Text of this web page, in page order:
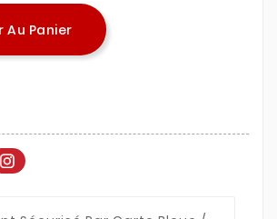
Au Panier